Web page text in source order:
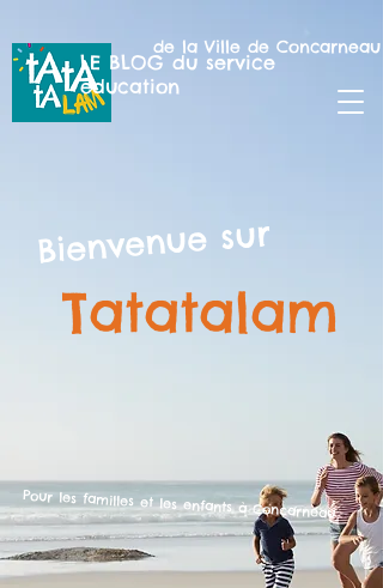
LE BLOG du service
éducation
de la Ville de Concarneau
Bienvenue sur
Tatatalam
Pour les familles et les enfantsà Concarneau